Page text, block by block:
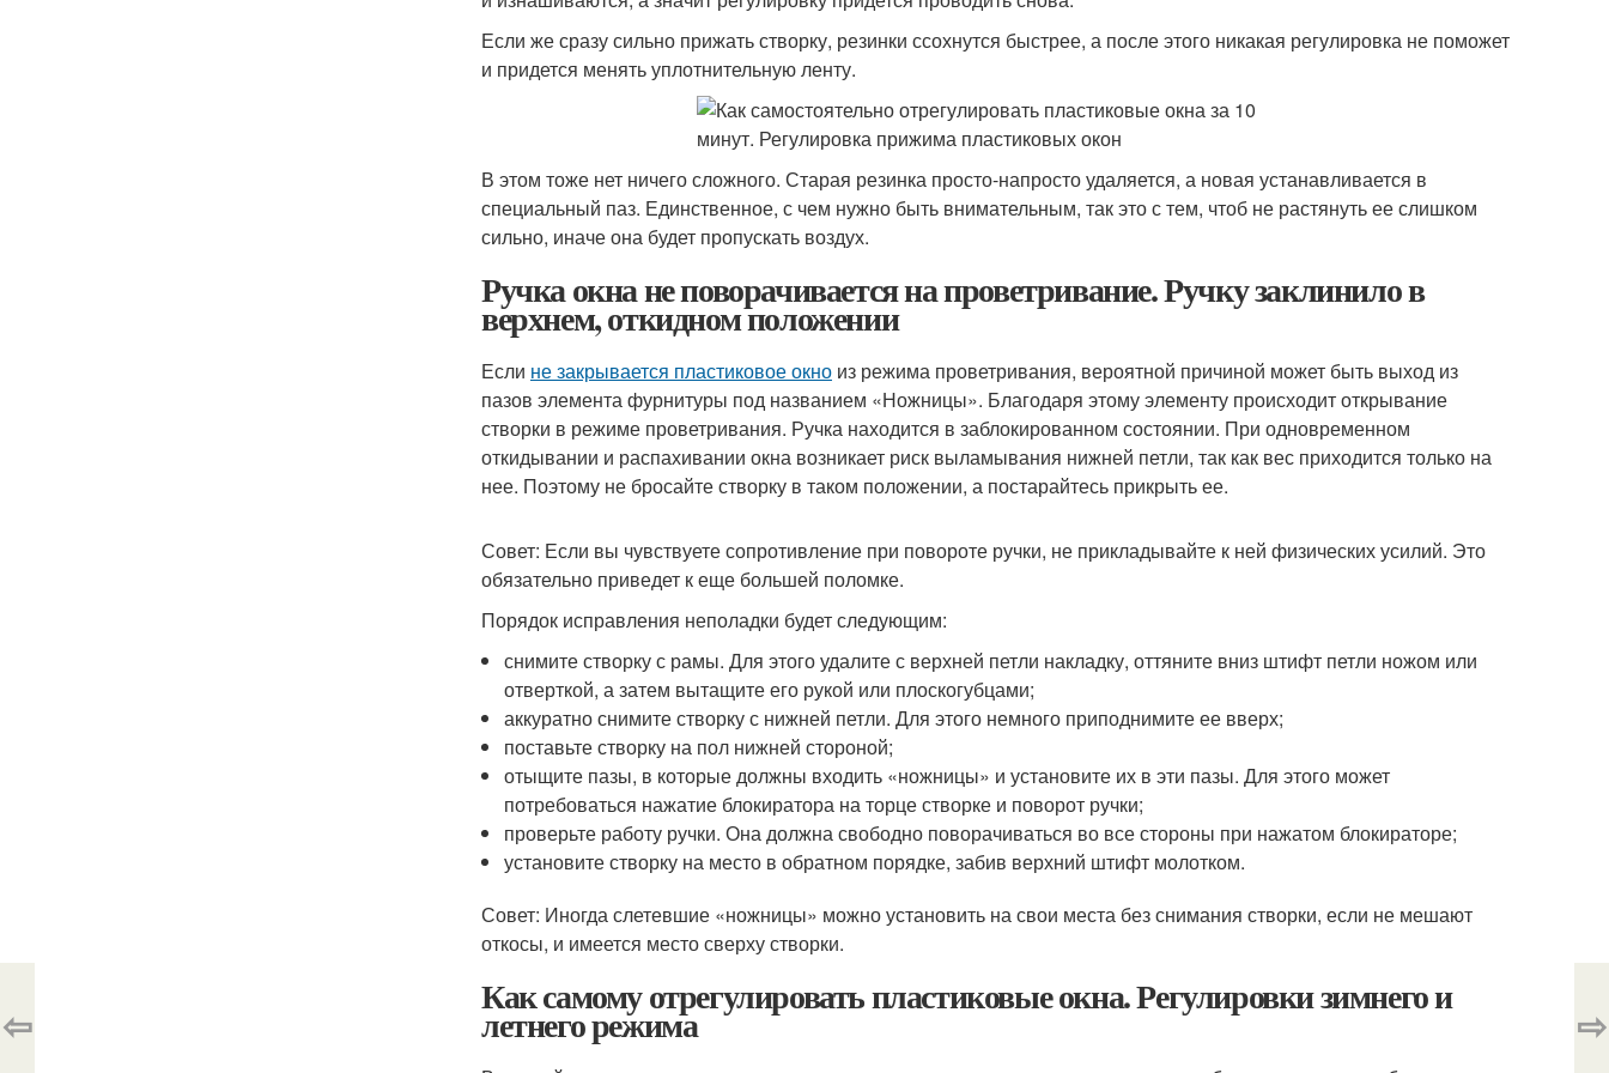
Если же сразу сильно прижать створку, резинки ссохнутся быстрее, а после этого никакая регулировка не поможет
и придется менять уплотнительную ленту.
В этом тоже нет ничего сложного. Старая резинка просто-напросто удаляется, а новая устанавливается в
специальный паз. Единственное, с чем нужно быть внимательным, так это с тем, чтоб не растянуть ее слишком
сильно, иначе она будет пропускать воздух.
Ручка окна не поворачивается на проветривание. Ручку заклинило в
верхнем, откидном положении
Если не закрывается пластиковое окно из режима проветривания, вероятной причиной может быть выход из
пазов элемента фурнитуры под названием «Ножницы». Благодаря этому элементу происходит открывание
створки в режиме проветривания. Ручка находится в заблокированном состоянии. При одновременном
откидывании и распахивании окна возникает риск выламывания нижней петли, так как вес приходится только на
нее. Поэтому не бросайте створку в таком положении, а постарайтесь прикрыть ее.
Совет: Если вы чувствуете сопротивление при повороте ручки, не прикладывайте к ней физических усилий. Это
обязательно приведет к еще большей поломке.
Порядок исправления неполадки будет следующим:
снимите створку с рамы. Для этого удалите с верхней петли накладку, оттяните вниз штифт петли ножом или
отверткой, а затем вытащите его рукой или плоскогубцами;
аккуратно снимите створку с нижней петли. Для этого немного приподнимите ее вверх;
поставьте створку на пол нижней стороной;
отыщите пазы, в которые должны входить «ножницы» и установите их в эти пазы. Для этого может
потребоваться нажатие блокиратора на торце створке и поворот ручки;
проверьте работу ручки. Она должна свободно поворачиваться во все стороны при нажатом блокираторе;
установите створку на место в обратном порядке, забив верхний штифт молотком.
Совет: Иногда слетевшие «ножницы» можно установить на свои места без снимания створки, если не мешают
откосы, и имеется место сверху створки.
Как самому отрегулировать пластиковые окна. Регулировки зимнего и
летнего режима
⇦ ⇨